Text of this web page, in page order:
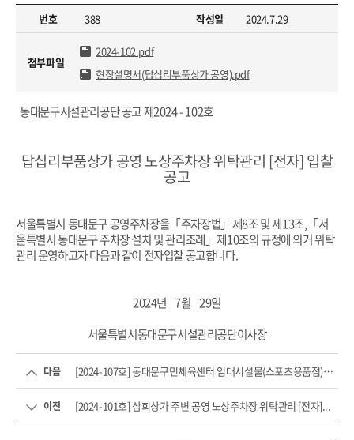
번호 388 작성일 2024.7.29
첨부파일
2024-102.pdf
현장설명서(답십리부품상가 공영).pdf
동대문구시설관리공단 공고 제2024 - 102호
답십리부품상가 공영 노상주차장 위탁관리 [전자] 입찰
공고
서울특별시 동대문구 공영주차장을「주차장법」제8조 및 제13조,「서
울특별시 동대문구 주차장 설치 및 관리조례」제10조의 규정에 의거 위탁
관리 운영하고자 다음과 같이 전자입찰 공고합니다.
2024년 7월 29일
서울특별시동대문구시설관리공단이사장
다음 [2024-107호] 동대문구민체육센터 임대시설물(스포츠용품점) 민...
이전 [2024-101호] 삼희상가 주변 공영 노상주차장 위탁관리 [전자]...